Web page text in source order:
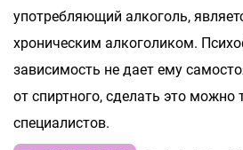
употребляющий алкоголь,
хроническим алкоголиком.
зависимость не дает ему
от спиртного, сделать это
специалистов.